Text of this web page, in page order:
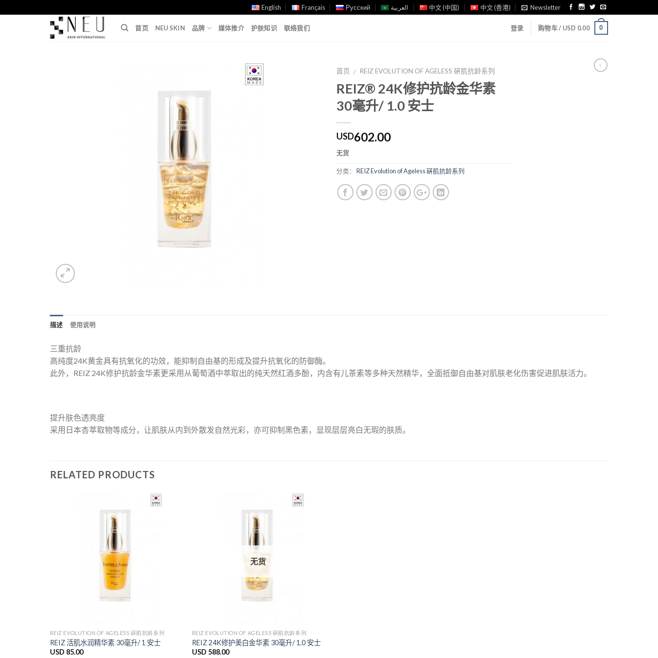
to
English Français Русский العربية 中文 (中国) 中文 (香港) Newsletter
首页 NEU SKIN 品牌 媒体推介 护肤知识 联络我们 登录 购物车 / USD 0.00 0
首页 / REIZ EVOLUTION OF AGELESS 硏肌抗龄系列
REIZ® 24K修护抗龄金华素
30毫升/ 1.0 安士
USD602.00
无货
分类： REIZ Evolution of Ageless 硏肌抗龄系列
描述 使用说明
三重抗龄
高纯度24K黄金具有抗氧化的功效，能抑制自由基的形成及提升抗氧化的防御酶。
此外，REIZ 24K修护抗龄金华素更采用从葡萄酒中萃取出的纯天然红酒多酚，内含有儿茶素等多种天然精华，全面抵御自由基对肌肤老化伤害促进肌肤活力。
提升肤色透亮度
采用日本杏萃取物等成分，让肌肤从内到外散发自然光彩，亦可抑制黑色素，显现层层亮白无瑕的肤质。
RELATED PRODUCTS
REIZ EVOLUTION OF AGELESS 硏肌抗龄系列
REIZ 活肌水润精华素 30毫升/ 1 安士
USD 85.00
无货
REIZ EVOLUTION OF AGELESS 硏肌抗龄系列
REIZ 24K修护美白金华素 30毫升/ 1.0 安士
USD 588.00